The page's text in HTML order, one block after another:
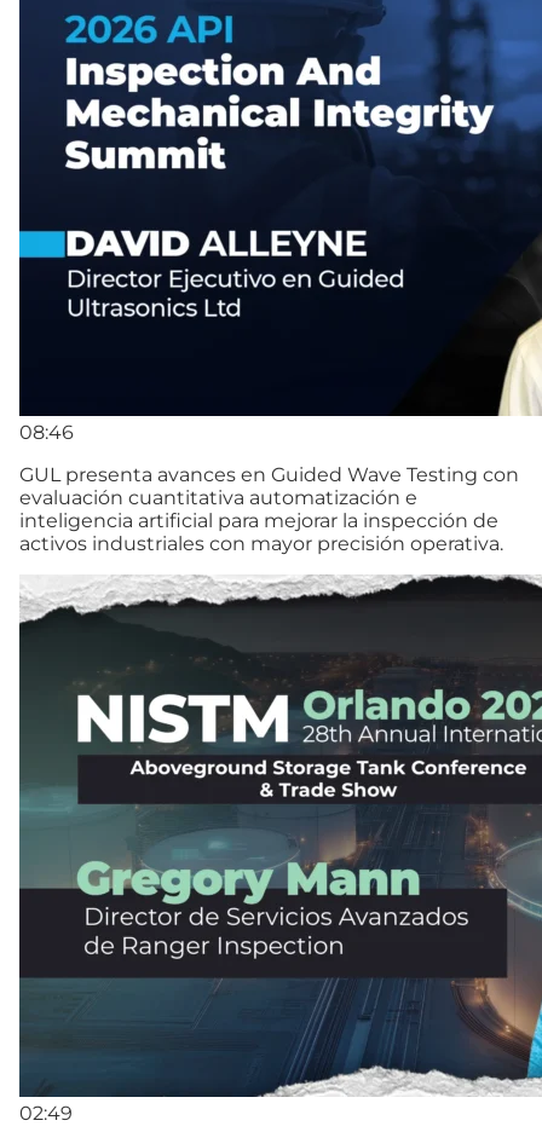
08:46
GUL presenta avances en Guided Wave Testing con
evaluación cuantitativa automatización e
inteligencia artificial para mejorar la inspección de
activos industriales con mayor precisión operativa.
02:49